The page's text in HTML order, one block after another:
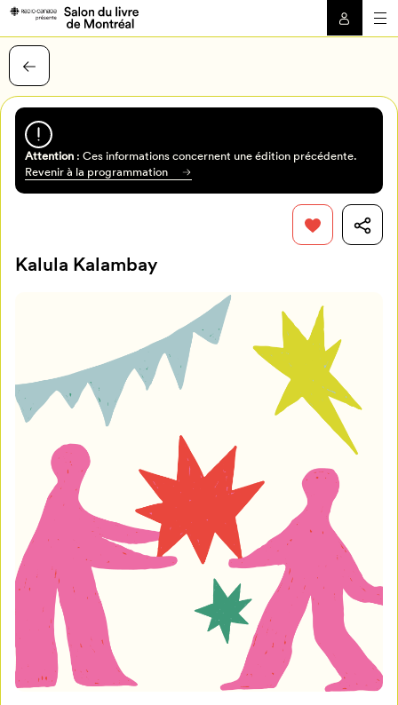
Mon Salon
Programmation
Attention: Ces informations concernent une édition précédente.
Revenir à la programmation
Kalula Kalambay
Pour enregistrer vos favoris,
connectez-vous ou créez votre profil
Mon Salon